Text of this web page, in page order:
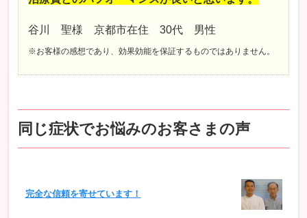
谷川 聖様 京都市在住 30代 男性
※お客様の感想であり、効果効能を保証するものではありません。
同じ症状でお悩みのお客さまの声
完全な信頼を寄せています！